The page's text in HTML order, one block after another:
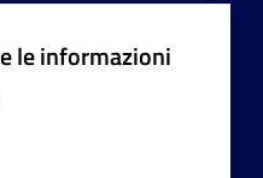
le informazioni